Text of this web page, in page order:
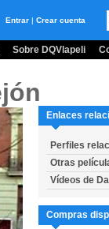
Entrar | Crear cuenta
Sobre DQVlapeli
Enlaces
Perfiles
Otras
Vídeos de
Compras